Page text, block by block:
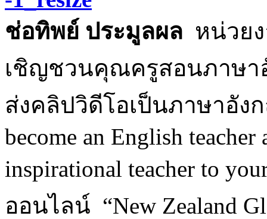
ช่อทิพย์ ประมูลผล หน่วย
เชิญชวนคุณครูสอนภาษา
ส่งคลิปวิดีโอเป็นภาษาอังก
become an English
inspirational teacher to
ออนไลน์ “New Zealand